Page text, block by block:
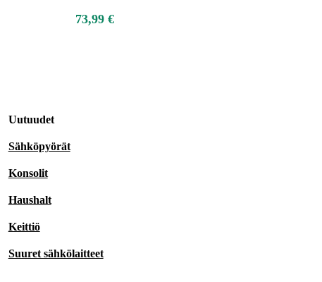
73,99 €
Uutuudet
Sähköpyörät
Konsolit
Haushalt
Keittiö
Suuret sähkölaitteet